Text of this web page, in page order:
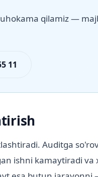
qilamiz —
11
Auditga
ishni kamaytiradi